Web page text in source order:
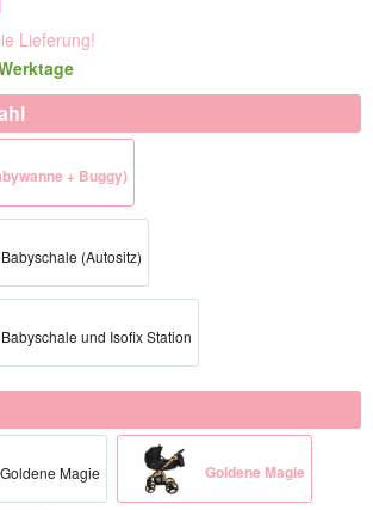
Lieferung!
+ Buggy)
(Autositz)
und Isofix Station
Magie Goldene Magie